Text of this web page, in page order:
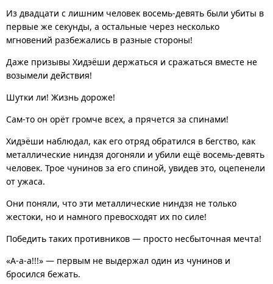
Из двадцати с лишним человек восемь-девять были убиты в
первые же секунды, а остальные через несколько
мгновений разбежались в разные стороны!
Даже призывы Хидэёши держаться и сражаться вместе не
возымели действия!
Шутки ли! Жизнь дороже!
Сам-то он орёт громче всех, а прячется за спинами!
Хидэёши наблюдал, как его отряд обратился в бегство, как
металлические ниндзя догоняли и убили ещё восемь-девять
человек. Трое чунинов за его спиной, увидев это, оцепенели
от ужаса.
Они поняли, что эти металлические ниндзя не только
жестоки, но и намного превосходят их по силе!
Победить таких противников — просто несбыточная мечта!
«А-а-а!!!» — первым не выдержал один из чунинов и
бросился бежать.